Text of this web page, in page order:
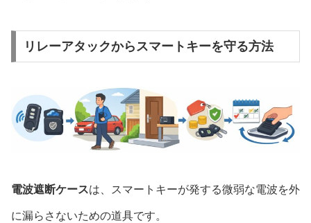
リレーアタックからスマートキーを守る方法
電波遮断ケースは、スマートキーが発する微弱な電波を外
に漏らさないための道具です。